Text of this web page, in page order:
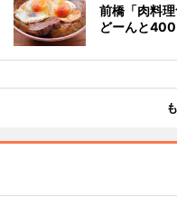
前橋「肉料
どーんと